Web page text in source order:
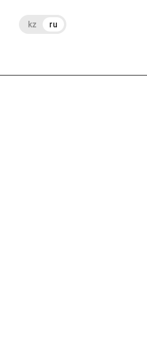
kz ru